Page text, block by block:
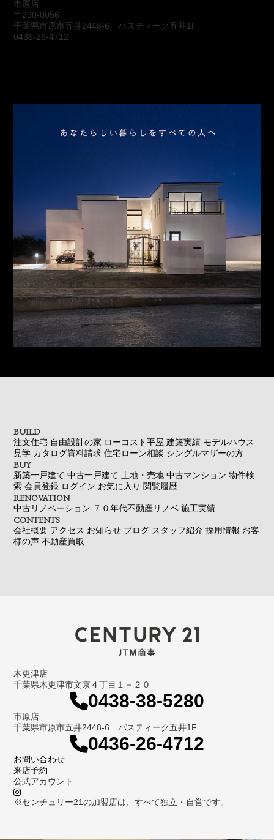
市原店
〒290-0056
千葉県市原市五井2448-6 パスティーク五井1F
0436-26-4712
BUILD
注文住宅 自由設計の家 ローコスト平屋 建築実績 モデルハウス
見学 カタログ資料請求 住宅ローン相談 シングルマザーの方
BUY
新築一戸建て 中古一戸建て 土地・売地 中古マンション 物件検
索 会員登録 ログイン お気に入り 閲覧履歴
RENOVATION
中古リノベーション ７０年代不動産リノベ 施工実績
CONTENTS
会社概要 アクセス お知らせ ブログ スタッフ紹介 採用情報 お客
様の声 不動産買取
木更津店
千葉県木更津市文京４丁目１－２０
0438-38-5280
市原店
千葉県市原市五井2448-6 パスティーク五井1F
0436-26-4712
お問い合わせ
来店予約
公式アカウント
※センチュリー21の加盟店は、すべて独立・自営です。